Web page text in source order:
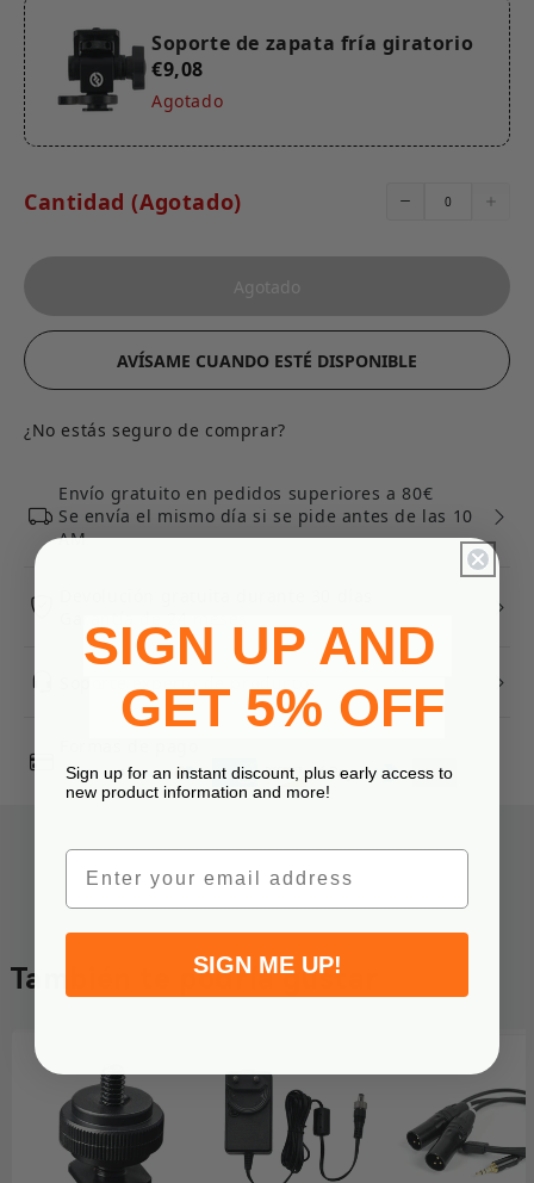
Soporte de zapata fría giratorio
€9,08
Agotado
Cantidad (Agotado)
Agotado
AVÍSAME CUANDO ESTÉ DISPONIBLE
¿No estás seguro de comprar?
Envío gratuito en pedidos superiores a 80€
Se envía el mismo día si se pide antes de las 10
AM
También te podría gustar
SIGN UP AND
GET 5% OFF
Sign up for an instant discount, plus early access to
new product information and more!
Email
SIGN ME UP!